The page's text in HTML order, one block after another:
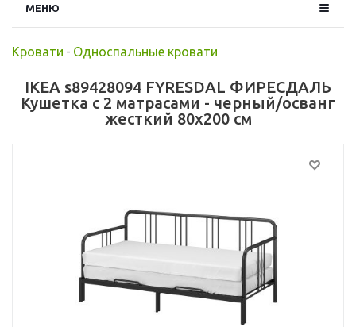
МЕНЮ
Кровати - Односпальные кровати
IKEA s89428094 FYRESDAL ФИРЕСДАЛЬ
Кушетка с 2 матрасами - черный/осванг
жесткий 80x200 см